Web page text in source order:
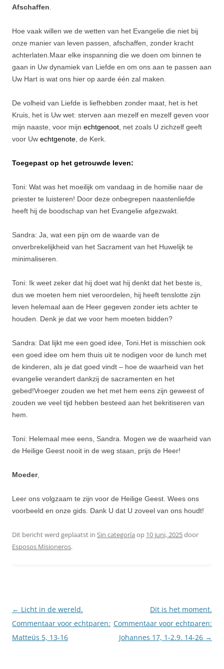
Afschaffen
Hoe vaak willen we de wetten van het Evangelie die niet bij
onze manier van leven passen, afschaffen, zonder kracht
achterlaten.Maar elke inspanning die we doen om binnen te
gaan in Uw dynamiek van Liefde en om ons aan te passen aan
Uw Hart is wat ons hier op aarde één zal maken.
De volheid van Liefde is liefhebben zonder maat, het is het
Kruis, het is Uw wet: sterven aan mezelf en mezelf geven voor
mijn naaste, voor mijn echtgenoot , net zoals U zichzelf geeft
voor Uw echtgenote , de Kerk
Toegepast op het getrouwde leven:
Toni: Wat was het moeilijk om vandaag in de homilie naar de
priester te luisteren! Door deze onbegrepen naastenliefde
heeft hij de boodschap van het Evangelie afgezwakt.
Sandra: Ja, wat een pijn om de waarde van de
onverbrekelijkheid van het Sacrament van het Huwelijk te
minimaliseren.
Toni: Ik weet zeker dat hij doet wat hij denkt dat het beste is,
dus we moeten hem niet veroordelen, hij heeft tenslotte zijn
leven helemaal aan de Heer gegeven zonder iets achter te
houden. Denk je dat we voor hem moeten bidden?
Sandra: Dat lijkt me een goed idee, Toni.Het is misschien ook
een goed idee om hem thuis uit te nodigen voor de lunch met
de kinderen, als je dat goed vindt – hoe de waarheid van het
evangelie verandert dankzij de sacramenten en het
gebed!Vroeger zouden we het met hem eens zijn geweest of
zouden we veel tijd hebben besteed aan het bekritiseren van
hem.
Toni: Helemaal mee eens, Sandra. Mogen we de waarheid van
de Heilige Geest nooit in de weg staan, prijs de Heer!
Moeder,
Leer ons volgzaam te zijn voor de Heilige Geest. Wees ons
voorbeeld en onze gids. Dank U dat U zoveel van ons houdt!
Dit bericht werd geplaatst in Sin categoría op 10 juni, 2025door
Esposos Misioneros.
Berichtnavigatie
← Licht in de wereld.
Commentaar voor echtparen:
Matteüs 5, 13-16
Dit is het moment.
Commentaar voor echtparen:
Johannes 17, 1-2.9. 14-26 →